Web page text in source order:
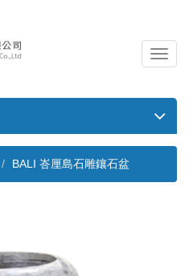
導
覽
關
BALI 峇厘島石雕鑲石盆